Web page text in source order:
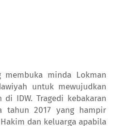
membuka minda Lokman
untuk mewujudkan
di IDW. Tragedi kebakaran
tahun 2017 yang hampir
dan keluarga apabila